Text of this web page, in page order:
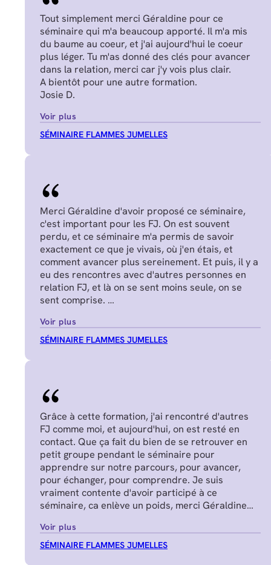
Tout simplement merci Géraldine pour ce
séminaire qui m'a beaucoup apporté. Il m'a mis
du baume au coeur, et j'ai aujourd'hui le coeur
plus léger. Tu m'as donné des clés pour avancer
dans la relation, merci car j'y vois plus clair.
A bientôt pour une autre formation.
Josie D.
Voir plus
SÉMINAIRE FLAMMES JUMELLES
Merci Géraldine d'avoir proposé ce séminaire,
c'est important pour les FJ. On est souvent
perdu, et ce séminaire m'a permis de savoir
exactement ce que je vivais, où j'en étais, et
comment avancer plus sereinement. Et puis, il y a
eu des rencontres avec d'autres personnes en
relation FJ, et là on se sent moins seule, on se
sent comprise.
Voir plus
SÉMINAIRE FLAMMES JUMELLES
Grâce à cette formation, j'ai rencontré d'autres
FJ comme moi, et aujourd'hui, on est resté en
contact. Que ça fait du bien de se retrouver en
petit groupe pendant le séminaire pour
apprendre sur notre parcours, pour avancer,
pour échanger, pour comprendre. Je suis
vraiment contente d'avoir participé à ce
séminaire, ca enlève un poids, merci Géraldine
Voir plus
SÉMINAIRE FLAMMES JUMELLES